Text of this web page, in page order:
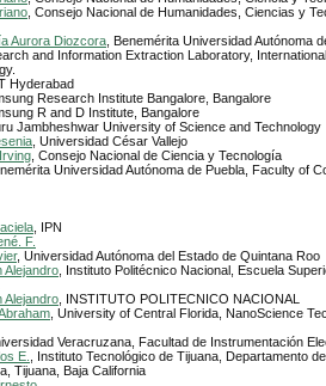
, Consejo Nacional de Humanidades, Ciencias y
Aurora Diozcora , Benemérita Universidad Autónoma
and Information Extraction Laboratory,
Hyderabad
Research Institute Bangalore, Bangalore
R and D Institute, Bangalore
Jambheshwar University of Science and Technology
, Universidad César Vallejo
, Consejo Nacional de Ciencia y Tecnología
Universidad Autónoma de Puebla, Faculty of
, IPN
F.
, Universidad Autónoma del Estado de Quintana Roo
Alejandro , Instituto Politécnico Nacional, Escuela
Alejandro , INSTITUTO POLITECNICO NACIONAL
, University of Central Florida, NanoScience
Veracruzana, Facultad de Instrumentación
E.
, Instituto Tecnológico de Tijuana, Departamento
Tijuana, Baja California